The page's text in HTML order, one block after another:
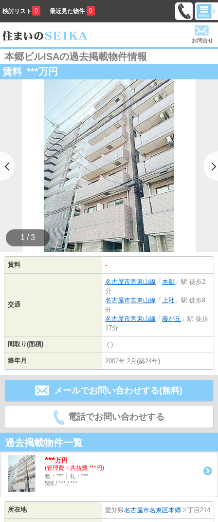
検討リスト 0 最近見た物件 0
お問合せ
本郷ビルISAの過去掲載物件情報
賃料 ***万円
1 / 3
賃料 -
交通
名古屋市営東山線 「 本郷 」駅 徒歩2
分
名古屋市営東山線 「 上社 」駅 徒歩9
分
名古屋市営東山線 「 藤が丘 」駅 徒歩
17分
間取り(面積) -(-)
築年月 2002年 2月(築24年)
メールでお問い合わせする(無料)
電話でお問い合わせする
過去掲載物件一覧
***万円
(管理費・共益費 ***円)
敷：***｜礼：***
5階 / *** / ***
所在地 愛知県名古屋市名東区本郷 ２丁目214